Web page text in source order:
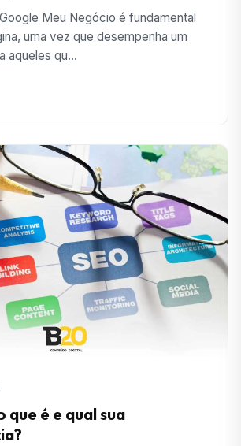
Meu Negócio é fundamental
uma vez que desempenha um
aqueles qu...
que é e qual sua